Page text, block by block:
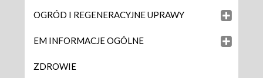
OGRÓD I REGENERACYJNE UPRAWY
EM INFORMACJE OGÓLNE
ZDROWIE